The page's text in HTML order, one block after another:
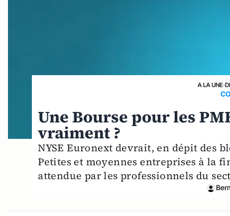
A LA UNE›
Une Bourse pour les
vraiment ?
NYSE Euronext devrait, en dépit des
Petites et moyennes entreprises à la
attendue par les professionnels du